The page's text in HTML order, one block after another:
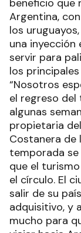
beneficio que
Argentina,
los
una inyección
servir para
los
“Nosotros
el regreso del
algunas
propietaria
Costanera de
temporada
que el
el círculo. El
salir de su
adquisitivo, y
mucho para